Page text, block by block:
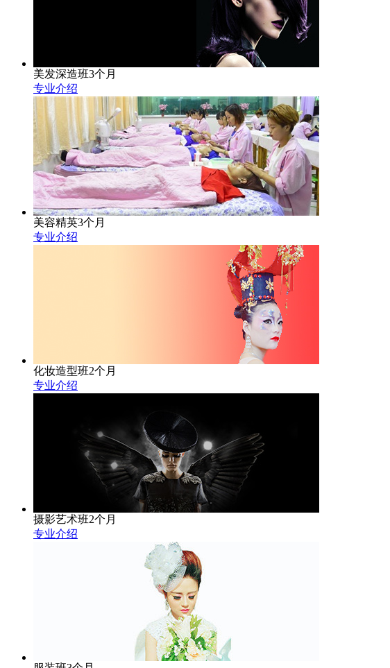
美发深造班3个月
专业介绍
美容精英3个月
专业介绍
化妆造型班2个月
专业介绍
摄影艺术班2个月
专业介绍